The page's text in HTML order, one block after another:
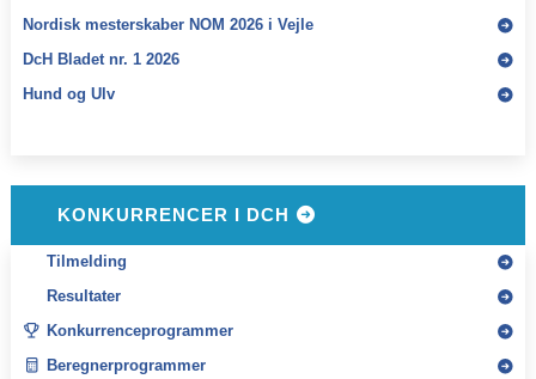
Nordisk mesterskaber NOM 2026 i Vejle
DcH Bladet nr. 1 2026
Hund og Ulv
KONKURRENCER I DCH
Tilmelding
Resultater
Konkurrenceprogrammer
Beregnerprogrammer